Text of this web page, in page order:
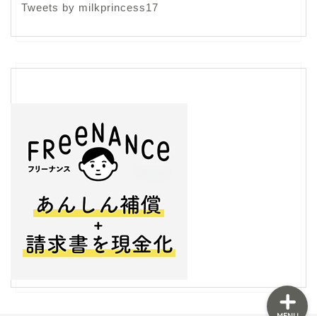
Tweets by milkprincess17
ライフスタイル